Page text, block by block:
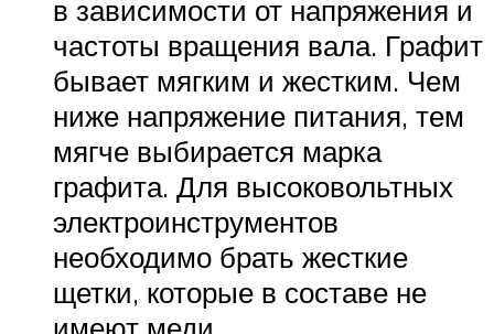
в зависимости от напряжения и
частоты вращения вала. Графит
бывает мягким и жестким. Чем
ниже напряжение питания, тем
мягче выбирается марка
графита. Для высоковольтных
электроинструментов
необходимо брать жесткие
щетки, которые в составе не
имеют меди